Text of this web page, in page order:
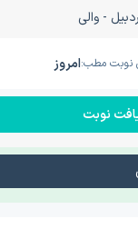
- والی
نوبت مطب:امروز
نوبت